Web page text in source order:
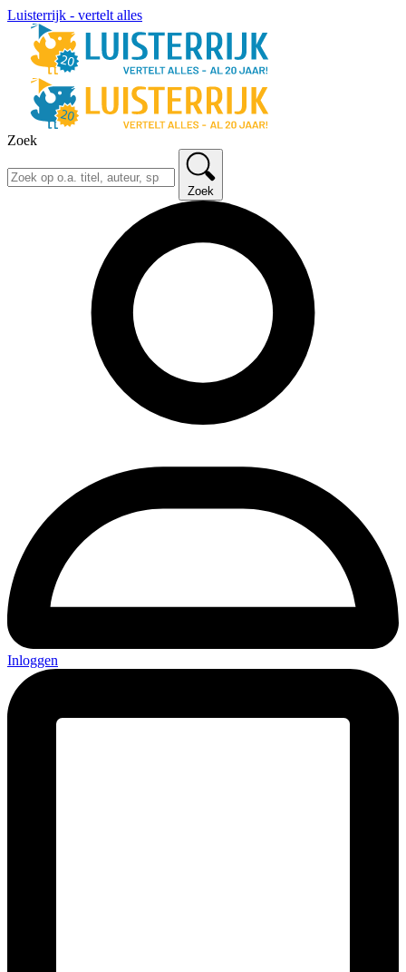
Luisterrijk - vertelt alles
Zoek
Zoek
Inloggen